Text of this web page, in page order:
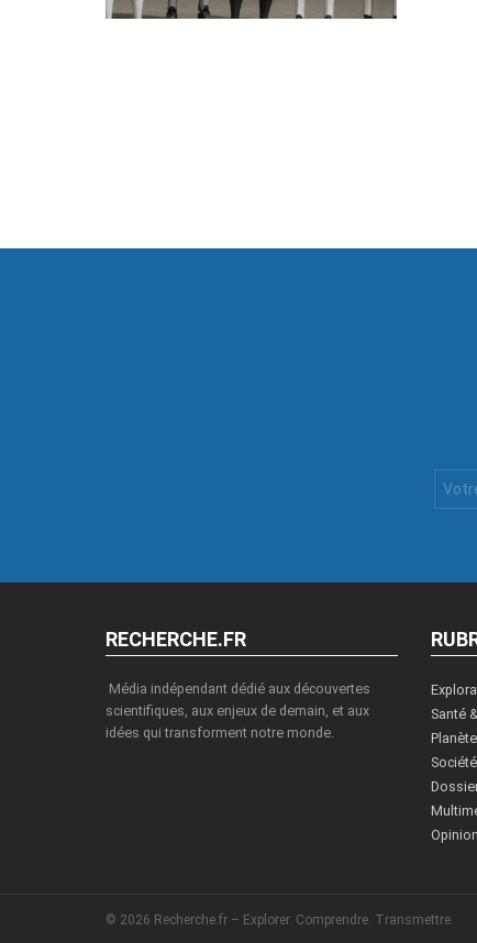
Email
:
RECHERCHE.FR
Média indépendant dédié aux découvertes
scientifiques, aux enjeux de demain, et aux
idées qui transforment notre monde.
Santé
© 2026 Recherche.fr – Explorer. Comprendre. Transmettre.